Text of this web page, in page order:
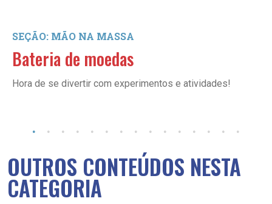
SEÇÃO: MÃO NA MASSA
Bateria de moedas
Hora de se divertir com experimentos e atividades!
OUTROS CONTEÚDOS NESTA
CATEGORIA